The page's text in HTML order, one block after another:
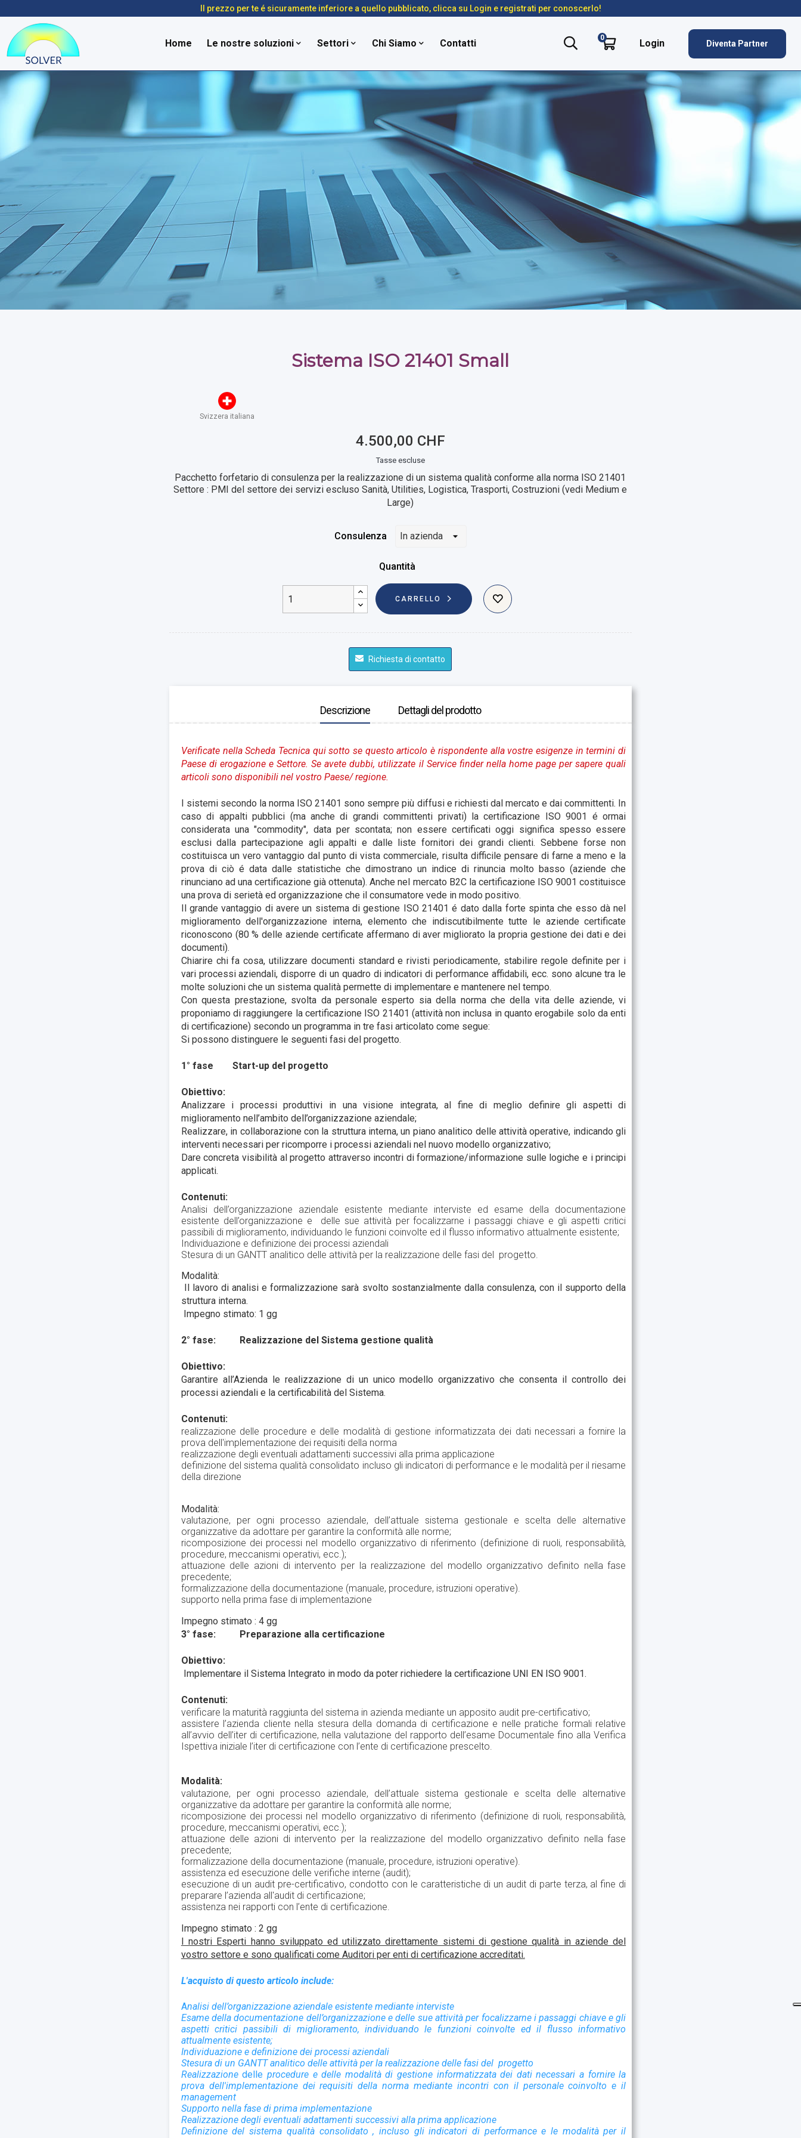
Il prezzo per te é sicuramente inferiore a quello pubblicato, clicca su Login e registrati per conoscerlo!
Home Le nostre soluzioni Settori Chi Siamo Contatti 0 Login Diventa Partner
Sistema ISO 21401 Small
Svizzera italiana
4.500,00 CHF
Tasse escluse
Pacchetto forfetario di consulenza per la realizzazione di un sistema qualità conforme alla norma ISO 21401
Settore : PMI del settore dei servizi escluso Sanità, Utilities, Logistica, Trasporti, Costruzioni (vedi Medium e
Large)
Consulenza
Quantità
CARRELLO
Richiesta di contatto
Descrizione Dettagli del prodotto
Verificate nella Scheda Tecnica qui sotto se questo articolo è rispondente alla vostre esigenze in termini di
Paese di erogazione e Settore. Se avete dubbi, utilizzate il Service finder nella home page per sapere quali
articoli sono disponibili nel vostro Paese/ regione.
I sistemi secondo la norma ISO 21401 sono sempre più diffusi e richiesti dal mercato e dai committenti. In
caso di appalti pubblici (ma anche di grandi committenti privati) la certificazione ISO 9001 é ormai
considerata una "commodity", data per scontata; non essere certificati oggi significa spesso essere
esclusi dalla partecipazione agli appalti e dalle liste fornitori dei grandi clienti. Sebbene forse non
costituisca un vero vantaggio dal punto di vista commerciale, risulta difficile pensare di farne a meno e la
prova di ciò é data dalle statistiche che dimostrano un indice di rinuncia molto basso (aziende che
rinunciano ad una certificazione già ottenuta). Anche nel mercato B2C la certificazione ISO 9001 costituisce
una prova di serietà ed organizzazione che il consumatore vede in modo positivo.
Il grande vantaggio di avere un sistema di gestione ISO 21401 é dato dalla forte spinta che esso dà nel
miglioramento dell'organizzazione interna, elemento che indiscutibilmente tutte le aziende certificate
riconoscono (80 % delle aziende certificate affermano di aver migliorato la propria gestione dei dati e dei
documenti).
Chiarire chi fa cosa, utilizzare documenti standard e rivisti periodicamente, stabilire regole definite per i
vari processi aziendali, disporre di un quadro di indicatori di performance affidabili, ecc. sono alcune tra le
molte soluzioni che un sistema qualità permette di implementare e mantenere nel tempo.
Con questa prestazione, svolta da personale esperto sia della norma che della vita delle aziende, vi
proponiamo di raggiungere la certificazione ISO 21401 (attività non inclusa in quanto erogabile solo da enti
di certificazione) secondo un programma in tre fasi articolato come segue:
Si possono distinguere le seguenti fasi del progetto.
1° fase Start-up del progetto
Obiettivo:
Analizzare i processi produttivi in una visione integrata, al fine di meglio definire gli aspetti di
miglioramento nell’ambito dell’organizzazione aziendale;
Realizzare, in collaborazione con la struttura interna, un piano analitico delle attività operative, indicando gli
interventi necessari per ricomporre i processi aziendali nel nuovo modello organizzativo;
Dare concreta visibilità al progetto attraverso incontri di formazione/informazione sulle logiche e i principi
applicati.
Contenuti:
Analisi dell’organizzazione aziendale esistente mediante interviste ed esame della documentazione
esistente dell’organizzazione e delle sue attività per focalizzarne i passaggi chiave e gli aspetti critici
passibili di miglioramento, individuando le funzioni coinvolte ed il flusso informativo attualmente esistente;
Individuazione e definizione dei processi aziendali
Stesura di un GANTT analitico delle attività per la realizzazione delle fasi del progetto.
Modalità:
Il lavoro di analisi e formalizzazione sarà svolto sostanzialmente dalla consulenza, con il supporto della
struttura interna.
Impegno stimato: 1 gg
2° fase: Realizzazione del Sistema gestione qualità
Obiettivo:
Garantire all’Azienda le realizzazione di un unico modello organizzativo che consenta il controllo dei
processi aziendali e la certificabilità del Sistema.
Contenuti:
realizzazione delle procedure e delle modalità di gestione informatizzata dei dati necessari a fornire la
prova dell'implementazione dei requisiti della norma
realizzazione degli eventuali adattamenti successivi alla prima applicazione
definizione del sistema qualità consolidato incluso gli indicatori di performance e le modalità per il riesame
della direzione
Modalità:
valutazione, per ogni processo aziendale, dell’attuale sistema gestionale e scelta delle alternative
organizzative da adottare per garantire la conformità alle norme;
ricomposizione dei processi nel modello organizzativo di riferimento (definizione di ruoli, responsabilità,
procedure, meccanismi operativi, ecc.);
attuazione delle azioni di intervento per la realizzazione del modello organizzativo definito nella fase
precedente;
formalizzazione della documentazione (manuale, procedure, istruzioni operative).
supporto nella prima fase di implementazione
Impegno stimato : 4 gg
3° fase: Preparazione alla certificazione
Obiettivo:
Implementare il Sistema Integrato in modo da poter richiedere la certificazione UNI EN ISO 9001.
Contenuti:
verificare la maturità raggiunta del sistema in azienda mediante un apposito audit pre-certificativo;
assistere l’azienda cliente nella stesura della domanda di certificazione e nelle pratiche formali relative
all’avvio dell’iter di certificazione, nella valutazione del rapporto dell’esame Documentale fino alla Verifica
Ispettiva iniziale l’iter di certificazione con l’ente di certificazione prescelto.
Modalità:
valutazione, per ogni processo aziendale, dell’attuale sistema gestionale e scelta delle alternative
organizzative da adottare per garantire la conformità alle norme;
ricomposizione dei processi nel modello organizzativo di riferimento (definizione di ruoli, responsabilità,
procedure, meccanismi operativi, ecc.);
attuazione delle azioni di intervento per la realizzazione del modello organizzativo definito nella fase
precedente;
formalizzazione della documentazione (manuale, procedure, istruzioni operative).
assistenza ed esecuzione delle verifiche interne (audit);
esecuzione di un audit pre-certificativo, condotto con le caratteristiche di un audit di parte terza, al fine di
preparare l’azienda all'audit di certificazione;
assistenza nei rapporti con l’ente di certificazione.
Impegno stimato : 2 gg
I nostri Esperti hanno sviluppato ed utilizzato direttamente sistemi di gestione qualità in aziende del
vostro settore e sono qualificati come Auditori per enti di certificazione accreditati.
L'acquisto di questo articolo include:
Analisi dell’organizzazione aziendale esistente mediante interviste
Esame della documentazione dell’organizzazione e delle sue attività per focalizzarne i passaggi chiave e gli
aspetti critici passibili di miglioramento, individuando le funzioni coinvolte ed il flusso informativo
attualmente esistente;
Individuazione e definizione dei processi aziendali
Stesura di un GANTT analitico delle attività per la realizzazione delle fasi del progetto
Realizzazionedelle procedure e delle modalità di gestione informatizzata dei dati necessari a fornire la
prova dell'implementazione dei requisiti della norma mediante incontri con il personale coinvolto e il
management
Supporto nella fase di prima implementazione
Realizzazione degli eventuali adattamenti successivi alla prima applicazione
Definizione del sistema qualità consolidato , incluso gli indicatori di performance e le modalità per il